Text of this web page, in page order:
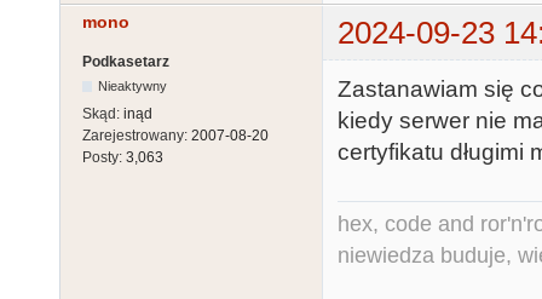
mono 2024-09-23
Podkasetarz
Nieaktywny
Skąd: inąd
Zarejestrowany: 2007-08-20
Posty: 3,063
Zastanawiam się
kiedy serwer nie
certyfikatu długimi
hex, code and
niewiedza buduje,